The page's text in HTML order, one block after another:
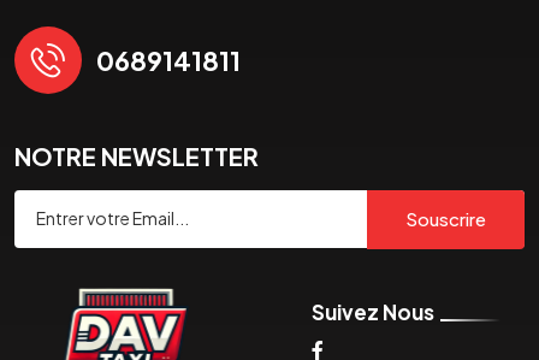
0689141811
NOTRE NEWSLETTER
Souscrire
Suivez Nous